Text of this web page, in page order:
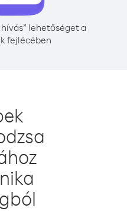
hívás” lehetőséget a
fejlécében